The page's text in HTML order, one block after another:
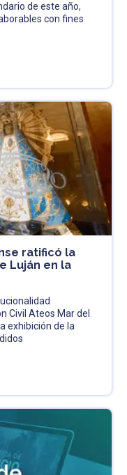
de este año,
con fines
ratificó la
Luján en la
Civil Ateos Mar del
exhibición de la